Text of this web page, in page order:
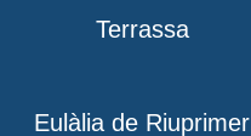
Terrassa
Eulàlia de Riuprimer